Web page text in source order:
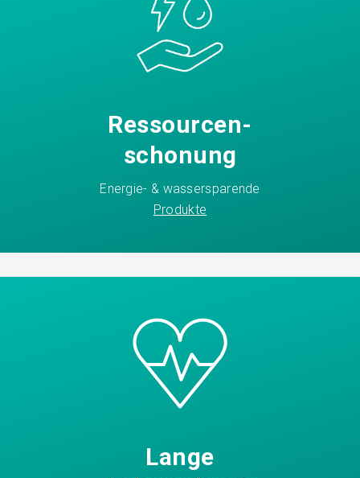
Ressourcen-
schonung
Energie- & wassersparende
Produkte
Lange